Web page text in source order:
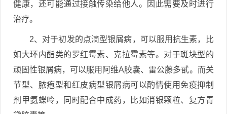
健康，还可能通过接触传染给他人。因此需要及时进行
治疗。
2、对于初发的点滴型银屑病，可以服用抗生素，比
如大环内酯类的罗红霉素、克拉霉素等。对于斑块型的
顽固性银屑病，可以服用阿维A胶囊、雷公藤多甙。而关
节型、脓疱型和红皮病型银屑病可以酌情使用免疫抑制
剂甲氨蝶呤，同时配合中成药，比如消银颗粒、复方青